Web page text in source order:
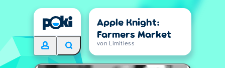
Apple Knight:
Farmers Market
von Limitless